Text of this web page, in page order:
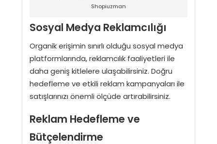
Shopiuzman
Sosyal Medya Reklamcılığı
Organik erişimin sınırlı olduğu sosyal medya
platformlarında, reklamcılık faaliyetleri ile
daha geniş kitlelere ulaşabilirsiniz. Doğru
hedefleme ve etkili reklam kampanyaları ile
satışlarınızı önemli ölçüde artırabilirsiniz.
Reklam Hedefleme ve
Bütçelendirme